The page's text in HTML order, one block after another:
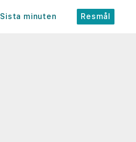
Sista minuten Resmål